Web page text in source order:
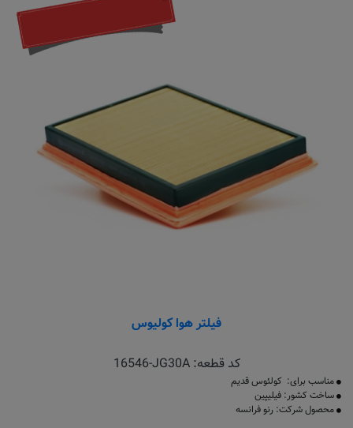
فیلتر هوا کولیوس
کد قطعه:16546-JG30A
مناسب برای: کولئوس قدیم
ساخت کشور: فیلیپین
محصول شرکت: رنو فرانسه